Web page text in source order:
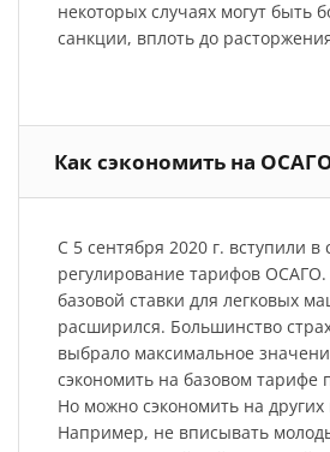
некоторых случаях могут быть
санкции, вплоть до
Как сэкономить на
С 5 сентября 2020 г. вступили в
регулирование тарифов
базовой ставки для легковых
расширился. Большинство
выбрало максимальное
сэкономить на базовом тарифе
Но можно сэкономить на
Например, не вписывать